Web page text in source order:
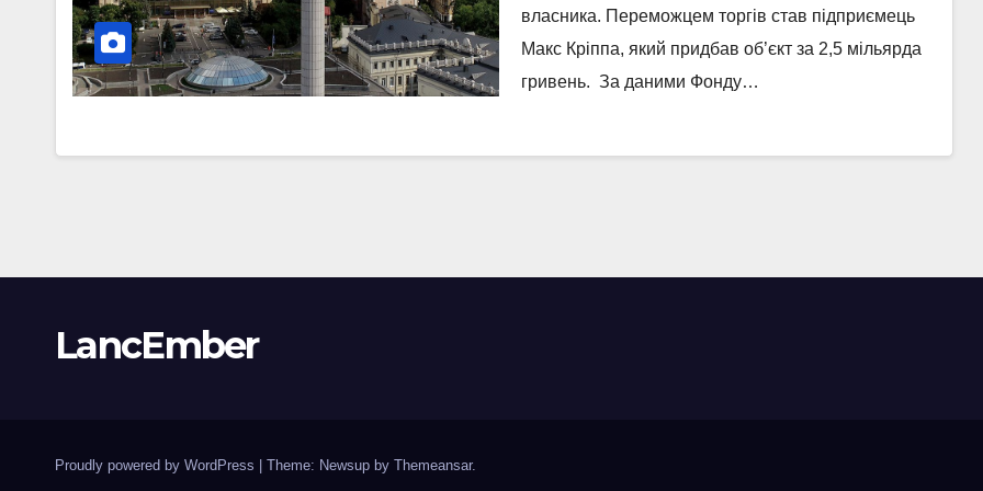
власника. Переможцем торгів став підприємець
Макс Кріппа, який придбав об’єкт за 2,5 мільярда
гривень. За даними Фонду…
LancEmber
Proudly powered by WordPress Theme: Newsup by Themeansar.